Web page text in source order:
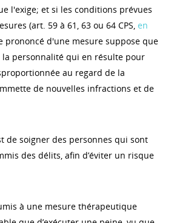
l'exige; et si les conditions prévues
(art. 59 à 61, 63 ou 64 CPS, en
prononcé d'une mesure suppose que
personnalité qui en résulte pour
au regard de la
de nouvelles infractions et de
de soigner des personnes qui sont
des délits, afin d’éviter un risque
à une mesure thérapeutique